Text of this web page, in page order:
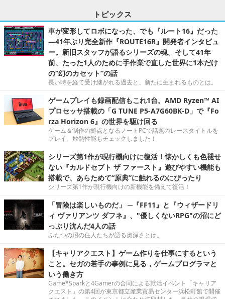
トピックス
車が変形してロボになった、でも『ルート16』だった
―41年ぶり完全新作『ROUTE16R』開発者インタビュ
ー。新旧スタッフが語るシリーズの魂。そして41年
前、たった1人のために手作業で直した世界に1本だけ
の“幻のカセット”の話
長い時を経て受け継がれる過去と、新たに生まれるものとは。
ゲームプレイも録画配信もこれ1台。AMD Ryzen™ AI
プロセッサ搭載の「G TUNE P5-A7G60BK-D」で『Fo
rza Horizon 6』の世界を駆け回る
ゲーム＆制作の拠点となるノートPCで話題のレースタイトルを
プレイ。放熱性能もチェックしました！
シリーズ第1作が現行機向けに復活！懐かしくも色褪せ
ない『カルドセプト ザ ファースト』遊びやすい機能も
搭載で、あらためて“原典”に触れるのにぴったり
シリーズ第1作が現行機向けの新機能を備えて復活！
「冒険は楽しいものだ」 ─『FF11』と『ウィザードリ
ィ ヴァリアンツ ダフネ』、"優しくないRPG"の沼にど
っぷり沈んだ4人の話
ふたつの沼の住人たちが語る奥深さとは。
【キャリアクエスト】ゲーム作りを仕事にするという
こと。セガの若手の事例に見る，ゲームプログラマと
いう働き方
Game*Sparkと4Gamerの合同による就活イベント「キャリア
クエスト」の第4回が東京都立産業貿易センター浜松町館で開催